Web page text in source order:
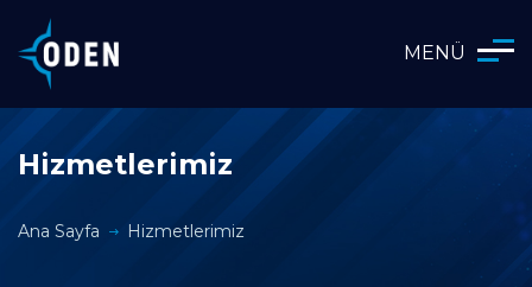
MENÜ
Hizmetlerimiz
Ana Sayfa Hizmetlerimiz